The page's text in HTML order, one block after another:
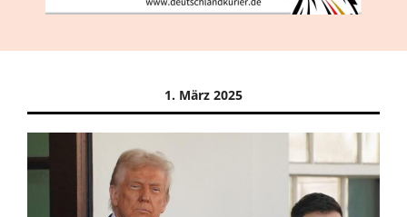
1. März 2025